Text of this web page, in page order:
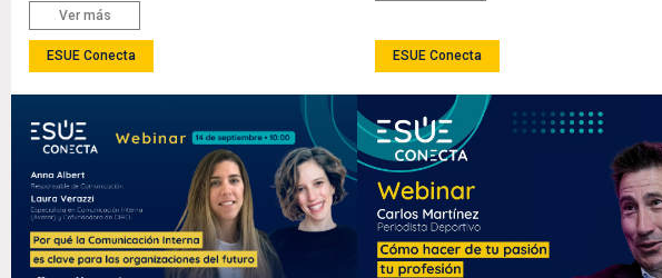
Ver más
ESUE Conecta ESUE Conecta